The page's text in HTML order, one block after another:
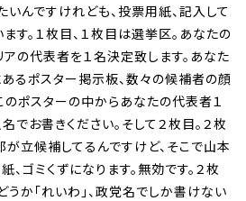
んですけれども、投票用紙、記入して
す。１枚目、１枚目は選挙区。あなたの
の代表者を１名決定致します。あなた
るポスター掲示板、数々の候補者の顔
ポスターの中からあなたの代表者１
でお書きください。そして２枚目。２枚
立候補してるんですけど、そこで山本
、ゴミくずになります。無効です。２枚
か「れいわ」、政党名でしか書けない